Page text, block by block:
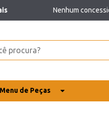
Nenhum
Menu de Peças